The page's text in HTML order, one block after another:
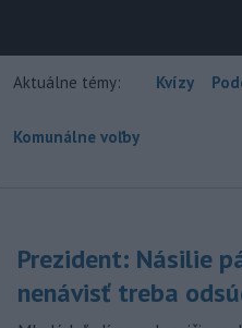
Aktuálne témy: Kvízy
Komunálne voľby
Prezident: Násilie
nenávisť treba